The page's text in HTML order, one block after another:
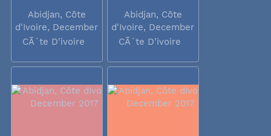
Abidjan, Côte
d'Ivoire, December
2017
CÃ´te D'ivoire
Abidjan, Côte
d'Ivoire, December
2017
CÃ´te D'ivoire